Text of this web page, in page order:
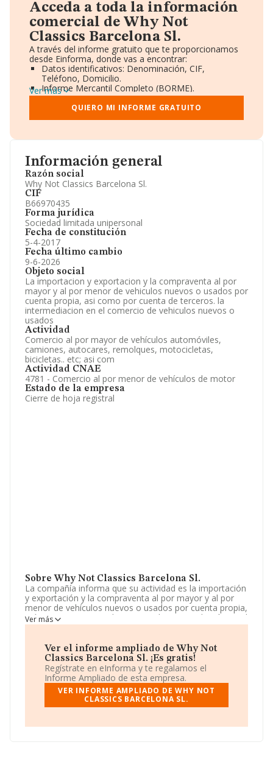
Información general
Razón social
Why Not Classics Barcelona Sl.
CIF
B66970435
Forma jurídica
Sociedad limitada unipersonal
Fecha de constitución
5-4-2017
Fecha último cambio
9-6-2026
Objeto social
La importacion y exportacion y la compraventa al por
mayor y al por menor de vehiculos nuevos o usados por
cuenta propia, asi como por cuenta de terceros. la
intermediacion en el comercio de vehiculos nuevos o
usados
Actividad
Comercio al por mayor de vehículos automóviles,
camiones, autocares, remolques, motocicletas,
bicicletas.. etc; asi com
Actividad CNAE
4781 - Comercio al por menor de vehículos de motor
Estado de la empresa
Cierre de hoja registral
Sobre Why Not Classics Barcelona Sl.
La compañía informa que su actividad es la importación
y exportación y la compraventa al por mayor y al por
menor de vehículos nuevos o usados por cuenta propia,
así como por cuenta de terceros. la intermediación en el
comercio de vehículos nuevos o usados. La empresa
Limitada. Tiene CNAE: 4781 - 'Comercio al por menor de
productos alimenticios, bebidas y tabaco en puestos de
venta y en mercadillos'. La empresa realiza actividad
internacional tanto de importación como exportación.
La sociedad españolaWhy Not Classics Barcelona
, CIF B66970435, está situada en Paseo Castellana
Ver más
Ver el informe ampliado de Why Not
Classics Barcelona Sl. ¡Es gratis!
Regístrate en eInforma y te regalamos el
Informe Ampliado de esta empresa.
VER INFORME AMPLIADO DE WHY NOT
CLASSICS BARCELONA SL.
Acceda a toda la información
comercial de Why Not
Classics Barcelona Sl.
A través del informe gratuito que te proporcionamos
desde Einforma, donde vas a encontrar:
Datos identificativos: Denominación, CIF,
Teléfono, Domicilio.
Informe Mercantil Completo (BORME).
Gráficos de Evolución Ventas y Empleados.
Consejo de Administración y Administradores.
Directivos y Ejecutivos.
Información oficial y registral complementaria.
Ver más
QUIERO MI INFORME GRATUITO